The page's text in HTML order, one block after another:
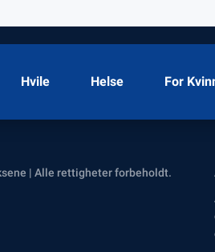
Hvile Helse For
| Alle rettigheter forbeholdt.